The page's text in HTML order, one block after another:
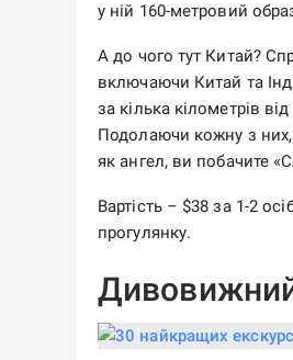
у ній 160-метровий
А до чого тут Китай?
включаючи Китай та
за кілька кілометрів
Подолаючи кожну з них,
як ангел, ви побачите
Вартість – $38 за 1-2
прогулянку.